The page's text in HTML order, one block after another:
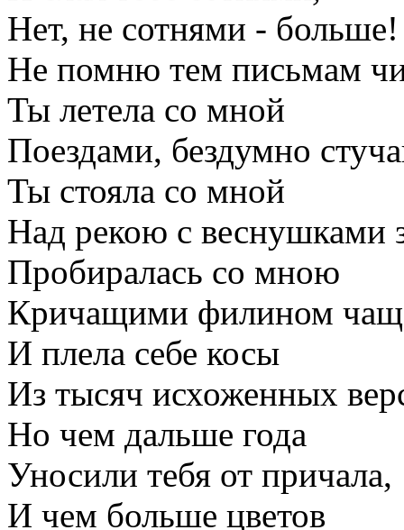
Нет, не сотнями - больше!
Не помню тем письмам
Ты летела со мной
Поездами, бездумно
Ты стояла со мной
Над рекою с веснушками
Пробиралась со мною
Кричащими филином
И плела себе косы
Из тысяч исхоженных
Но чем дальше года
Уносили тебя от причала,
И чем больше цветов